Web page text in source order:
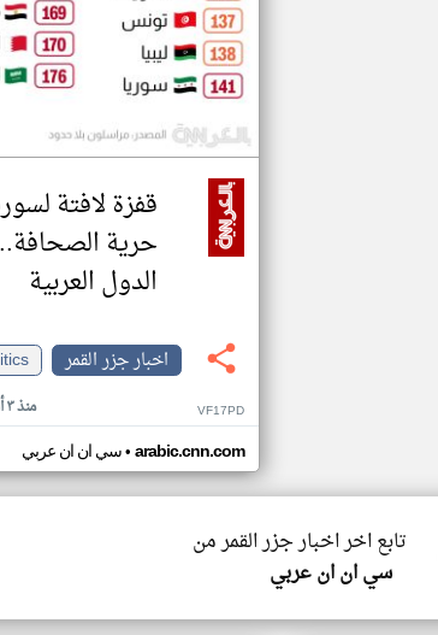
قفزة لافتة
حرية
الدول العربية
اخبار جزر القمر
منذ ٣ أشهر VF17PD
سي ان ان عربي• arabic.cnn.com
تابع اخر اخبار جزر القمر من
سي ان ان عربي